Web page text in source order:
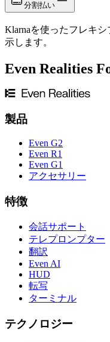
分割払い
Klarnaを使ったフレキ
示します。
Even Realities
製品
Even G2
Even R1
Even G1
アクセサリー
特徴
会話サポート
テレプロンプター
翻訳
Even AI
HUD
転写
ターミナル
テクノロジー